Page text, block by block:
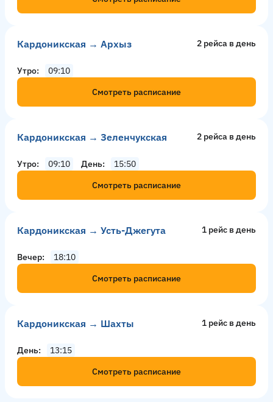
Кардоникская → Архыз 2 рейсa в день
Утро
09:10
Смотреть расписание
Кардоникская → Зеленчукская 2 рейсa в день
Утро 09:10 День
15:50
Смотреть расписание
Кардоникская → Усть-Джегута 1 рейс в день
Вечер
18:10
Смотреть расписание
Кардоникская → Шахты 1 рейс в день
День
13:15
Смотреть расписание